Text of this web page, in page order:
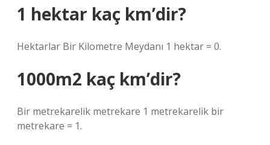
1 hektar kaç km’dir?
Hektarlar Bir Kilometre Meydanı 1 hektar = 0.
1000m2 kaç km’dir?
Bir metrekarelik metrekare 1 metrekarelik bir
metrekare = 1.